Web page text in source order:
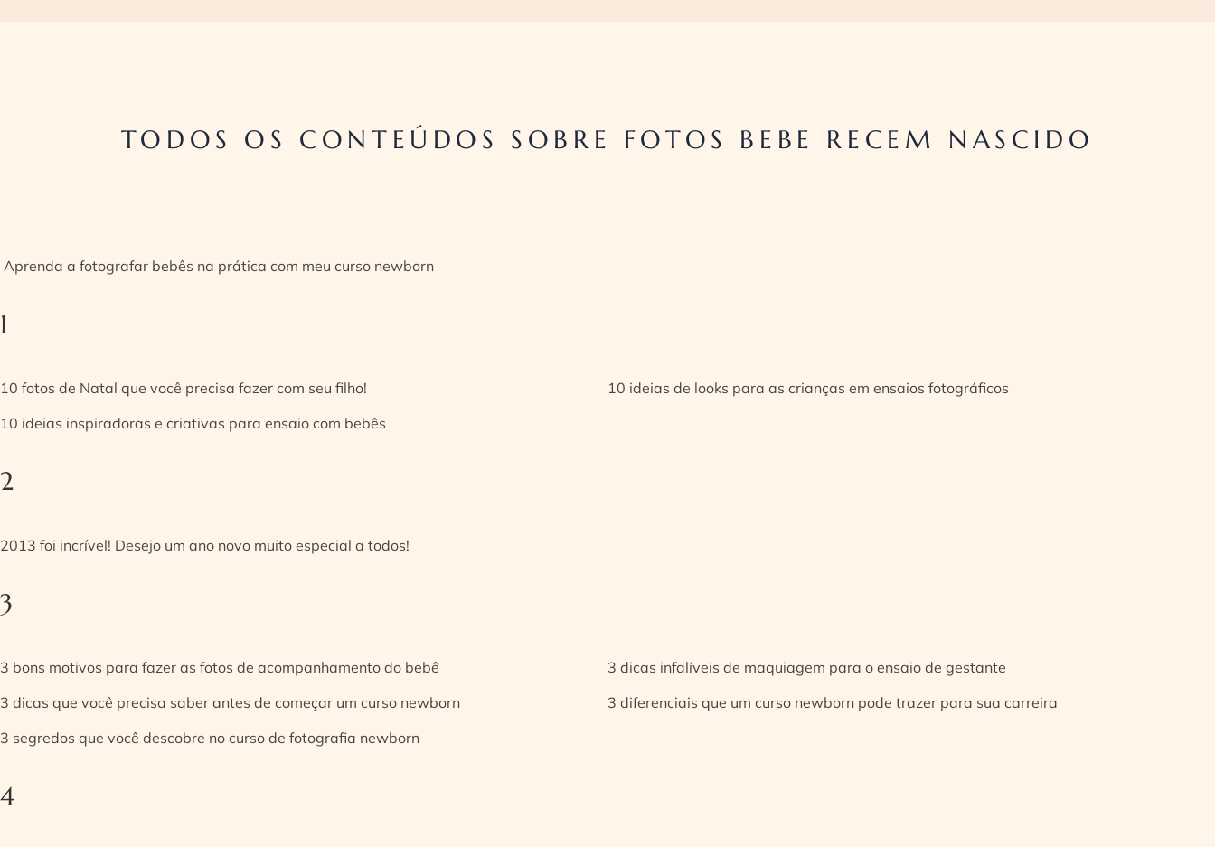
TODOS OS CONTEÚDOS SOBRE FOTOS BEBE RECEM NASCIDO
Aprenda a fotografar bebês na prática com meu curso newborn
1
10 fotos de Natal que você precisa fazer com seu filho!
10 ideias de looks para as crianças em ensaios fotográficos
10 ideias inspiradoras e criativas para ensaio com bebês
2
2013 foi incrível! Desejo um ano novo muito especial a todos!
3
3 bons motivos para fazer as fotos de acompanhamento do bebê
3 dicas infalíveis de maquiagem para o ensaio de gestante
3 dicas que você precisa saber antes de começar um curso newborn
3 diferenciais que um curso newborn pode trazer para sua carreira
3 segredos que você descobre no curso de fotografia newborn
4